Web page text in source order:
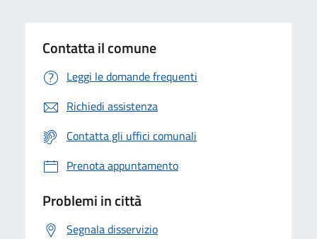
Contatta il comune
Leggi le domande frequenti
Richiedi assistenza
Contatta gli uffici comunali
Prenota appuntamento
Problemi in città
Segnala disservizio